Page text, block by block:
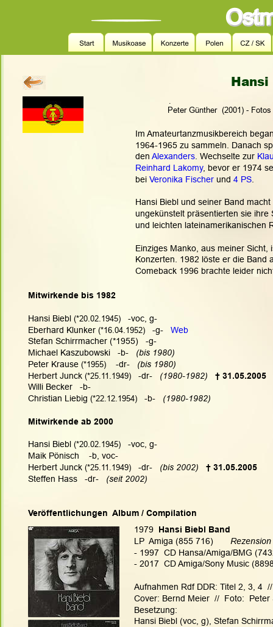
Peter Günther  (2001) -
.
Im Amateurtanzmusikbereich
1964-1965 zu sammeln. Danach
den Alexanders. Wechselte zur
Reinhard Lakomy, bevor er 1974
bei Veronika Fischer und 4 PS
Hansi Biebl und seiner Band
ungekünstelt präsentierten sie
und leichten lateinamerikanischen
Einziges Manko, aus meiner
Konzerten. 1982 löste er die Band
Comeback 1996 brachte leider
Mitwirkende bis 1982
Hansi Biebl (*20.02.1945) -voc, g-
Eberhard Klunker (*16.04.1952)
   -g-
Web
Stefan Schirrmacher (*1955)   -g-
Michael Kaszubowski   -b- (bis 1980)
Peter Krause (*1955)
    -dr-
(bis 1980)
Herbert Junck (*25.11.1949)
   -dr-
(1980-1982)
† 31.05.2005
Willi Becker   -b-
Christian Liebig (*22.12.1954)
   -b-
(1980-1982)
Mitwirkende ab 2000
Hansi Biebl (*20.02.1945) -voc, g-
Maik Pönisch    -b, voc-
Herbert Junck (*25.11.1949)
   -dr-
(bis 2002) † 31.05.2005
Steffen Hass   -dr- (seit 2002)
Veröffentlichungen  Album / Compilation
1979
  Hansi Biebl Band
LP  Amiga (855 716)
- 1997  CD Hansa/Amiga/BMG
- 2017  CD Amiga/Sony Music
Aufnahmen Rdf DDR: Titel 2, 3, 4
Cover: Bernd Meier  //  Foto:  Peter
Besetzung:
Hansi Biebl (voc, g), Stefan